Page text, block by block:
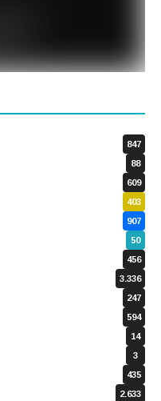
847
88
609
403
907
50
456
3.336
247
594
14
3
435
2.633